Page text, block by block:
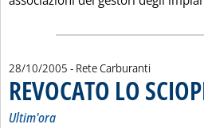
28/10/2005 - Rete Carburanti
REVOCATO LO
Ultim'ora